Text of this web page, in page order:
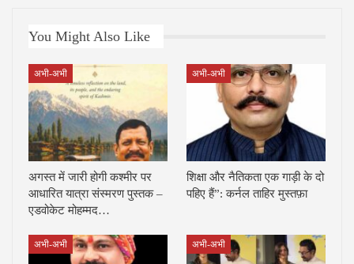
You Might Also Like
अभी-अभी
अगस्त में जारी होगी कश्मीर पर
आधारित यात्रा संस्मरण पुस्तक –
एडवोकेट मोहम्मद…
अभी-अभी
शिक्षा और नैतिकता एक गाड़ी के दो
पहिए हैं”: कर्नल ताहिर मुस्तफ़ा
अभी-अभी अभी-अभी